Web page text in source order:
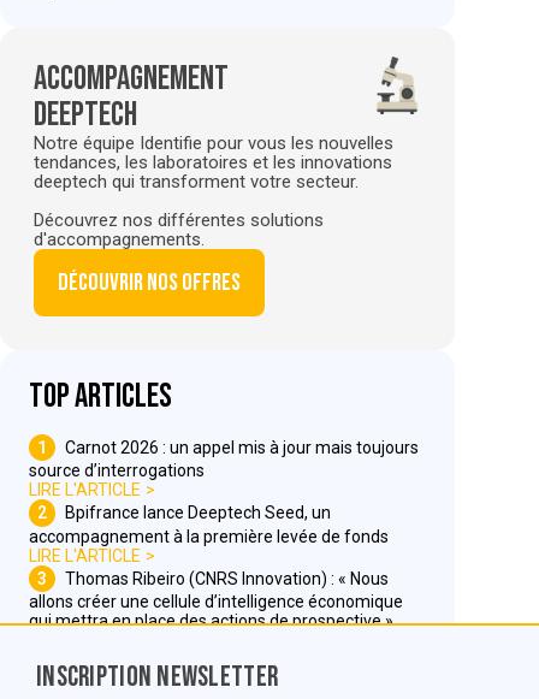
Accompagnement
deeptech
Notre équipe Identifie pour vous les nouvelles
tendances, les laboratoires et les innovations
deeptech qui transforment votre secteur.
Découvrez nos différentes solutions
d'accompagnements.
Découvrir nos offres
Top articles
1
Carnot 2026 : un appel mis à jour mais toujours
source d’interrogations
LIRE L'ARTICLE
2
Bpifrance lance Deeptech Seed, un
accompagnement à la première levée de fonds
LIRE L'ARTICLE
3
Thomas Ribeiro (CNRS Innovation) : « Nous
allons créer une cellule d’intelligence économique
qui mettra en place des actions de prospective »
Inscription Newsletter